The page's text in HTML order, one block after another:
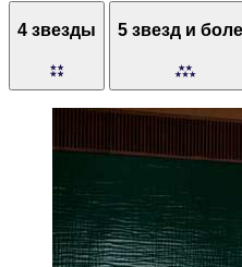
4 звезды 5 звезд и